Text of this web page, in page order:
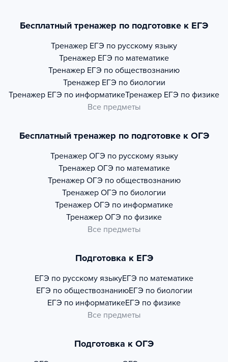
Бесплатный тренажер по подготовке к ЕГЭ
Тренажер ЕГЭ по русскому языку
Тренажер ЕГЭ по математике
Тренажер ЕГЭ по обществознанию
Тренажер ЕГЭ по биологии
Тренажер ЕГЭ по информатикеТренажер ЕГЭ по физике
Все предметы
Бесплатный тренажер по подготовке к ОГЭ
Тренажер ОГЭ по русскому языку
Тренажер ОГЭ по математике
Тренажер ОГЭ по обществознанию
Тренажер ОГЭ по биологии
Тренажер ОГЭ по информатике
Тренажер ОГЭ по физике
Все предметы
Подготовка к ЕГЭ
ЕГЭ по русскому языкуЕГЭ по математике
ЕГЭ по обществознаниюЕГЭ по биологии
ЕГЭ по информатикеЕГЭ по физике
Все предметы
Подготовка к ОГЭ